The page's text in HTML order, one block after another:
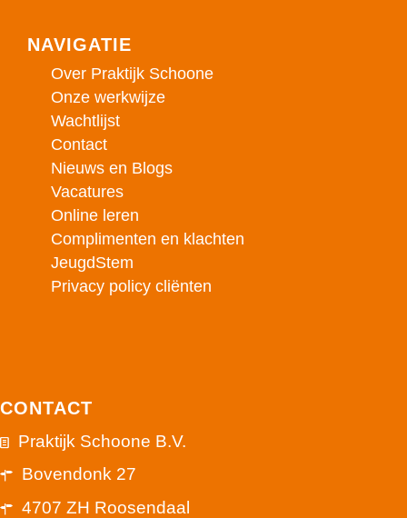
NAVIGATIE
Over Praktijk Schoone
Onze werkwijze
Wachtlijst
Contact
Nieuws en Blogs
Vacatures
Online leren
Complimenten en klachten
JeugdStem
Privacy policy cliënten
CONTACT
Praktijk Schoone B.V.
Bovendonk 27
4707 ZH Roosendaal